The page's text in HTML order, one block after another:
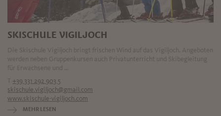
SKISCHULE VIGILJOCH
Die Skischule Vigiljoch bringt frischen Wind auf das Vigiljoch. Angeboten
werden neben Gruppenkursen auch Privatunterricht und Skibegleitung
für Erwachsene und ...
T +39 331 292 903 5
skischule.vigiljoch@gmail.com
www.skischule-vigiljoch.com
MEHR LESEN